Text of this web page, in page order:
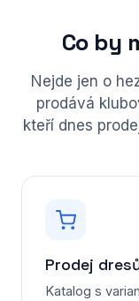
Co by
Nejde jen o
prodává
kteří dnes
Prodej
Katalog s